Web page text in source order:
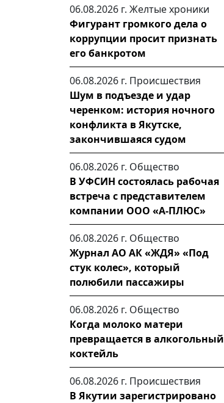
06.08.2026 г. Желтые хроники
Фигурант громкого дела о
коррупции просит признать
его банкротом
06.08.2026 г. Происшествия
Шум в подъезде и удар
черенком: история ночного
конфликта в Якутске,
закончившаяся судом
06.08.2026 г. Общество
В УФСИН состоялась рабочая
встреча с представителем
компании ООО «А-ПЛЮС»
06.08.2026 г. Общество
Журнал АО АК «ЖДЯ» «Под
стук колес», который
полюбили пассажиры
06.08.2026 г. Общество
Когда молоко матери
превращается в алкогольный
коктейль
06.08.2026 г. Происшествия
В Якутии зарегистрировано